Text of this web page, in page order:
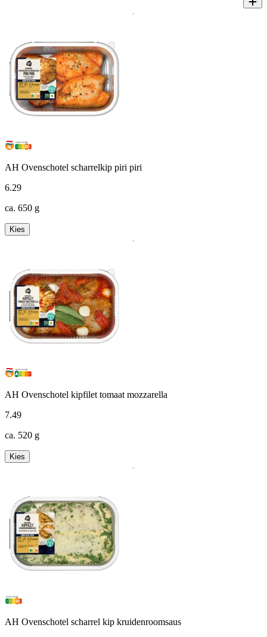
AH Ovenschotel scharrelkip piri piri
6.29
ca. 650 g
Kies
AH Ovenschotel kipfilet tomaat mozzarella
7.49
ca. 520 g
Kies
AH Ovenschotel scharrel kip kruidenroomsaus